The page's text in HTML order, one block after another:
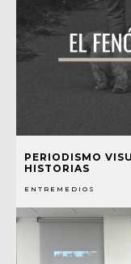
PERIODISMO
HISTORIAS
ENTREMEDIOS